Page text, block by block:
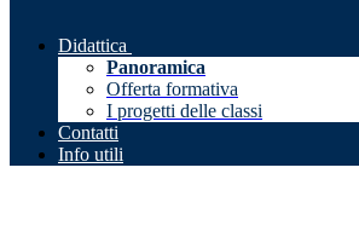
Didattica
Panoramica
Offerta formativa
I progetti delle classi
Contatti
Info utili